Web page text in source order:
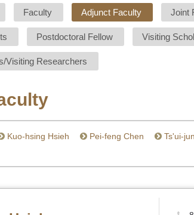
Faculty Adjunct Faculty Joint
Postdoctoral Fellow Visiting
Visiting Researchers
Kuo-hsing Hsieh Pei-feng Chen Ts'ui-